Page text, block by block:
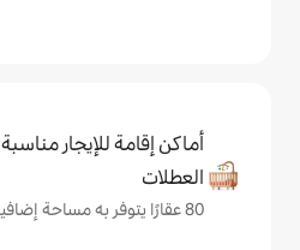
مناسبة للعائلات لقضاء